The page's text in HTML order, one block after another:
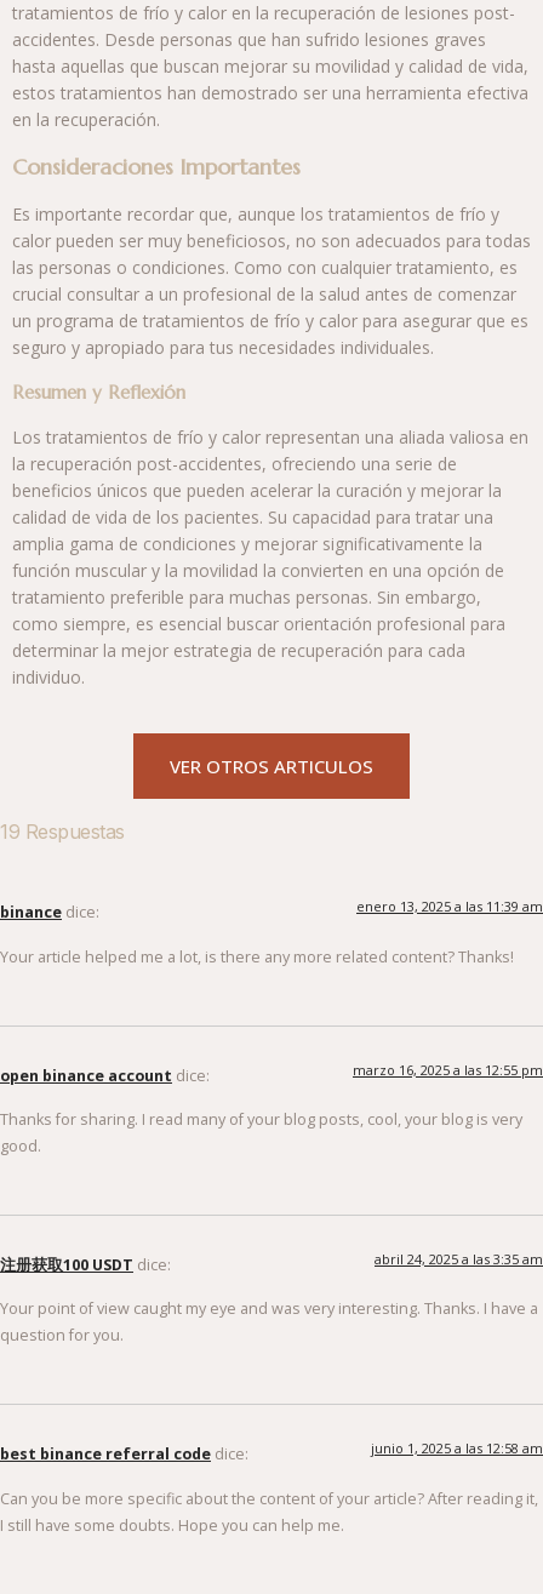
tratamientos de frío y calor en la recuperación de lesiones post-
accidentes. Desde personas que han sufrido lesiones graves
hasta aquellas que buscan mejorar su movilidad y calidad de vida,
estos tratamientos han demostrado ser una herramienta efectiva
en la recuperación.
Consideraciones Importantes
Es importante recordar que, aunque los tratamientos de frío y
calor pueden ser muy beneficiosos, no son adecuados para todas
las personas o condiciones. Como con cualquier tratamiento, es
crucial consultar a un profesional de la salud antes de comenzar
un programa de tratamientos de frío y calor para asegurar que es
seguro y apropiado para tus necesidades individuales.
Resumen y Reflexión
Los tratamientos de frío y calor representan una aliada valiosa en
la recuperación post-accidentes, ofreciendo una serie de
beneficios únicos que pueden acelerar la curación y mejorar la
calidad de vida de los pacientes. Su capacidad para tratar una
amplia gama de condiciones y mejorar significativamente la
función muscular y la movilidad la convierten en una opción de
tratamiento preferible para muchas personas. Sin embargo,
como siempre, es esencial buscar orientación profesional para
determinar la mejor estrategia de recuperación para cada
individuo.
VER OTROS ARTICULOS
19 Respuestas
binance dice: enero 13, 2025 a las 11:39 am
Your article helped me a lot, is there any more related content? Thanks!
open binance account dice: marzo 16, 2025 a las 12:55 pm
Thanks for sharing. I read many of your blog posts, cool, your blog is very
good.
注册获取100 USDT dice: abril 24, 2025 a las 3:35 am
Your point of view caught my eye and was very interesting. Thanks. I have a
question for you.
best binance referral code dice: junio 1, 2025 a las 12:58 am
Can you be more specific about the content of your article? After reading it,
I still have some doubts. Hope you can help me.